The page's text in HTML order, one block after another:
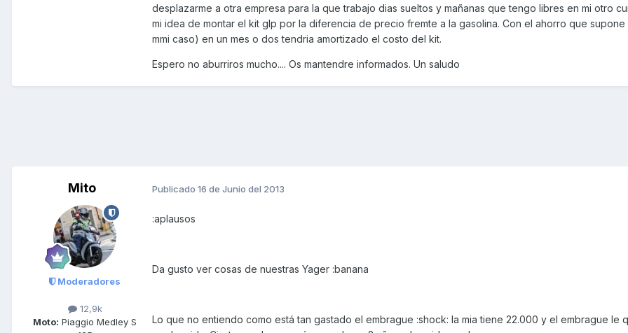
desplazarme a otra empresa para la que trabajo dias sueltos y mañanas que tengo libres en mi otro
mi idea de montar el kit glp por la diferencia de precio fremte a la gasolina. Con el ahorro que supone
mmi caso) en un mes o dos tendria amortizado el costo del kit.
Espero no aburriros mucho.... Os mantendre informados. Un saludo
Mito
Moderadores
12,9k
Moto: Piaggio Medley S
Publicado 16 de Junio del 2013
:aplausos
Da gusto ver cosas de nuestras Yager :banana
Lo que no entiendo como está tan gastado el embrague :shock: la mia tiene 22.000 y el embrague le